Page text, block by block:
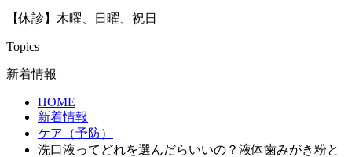
【休診】木曜、日曜、祝日
Topics
新着情報
HOME
新着情報
ケア（予防）
洗口液ってどれを選んだらいいの？液体歯みがき粉と